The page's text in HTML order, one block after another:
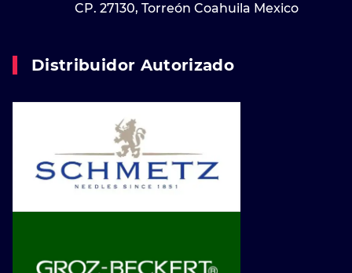
CP. 27130, Torreón Coahuila Mexico
Distribuidor Autorizado